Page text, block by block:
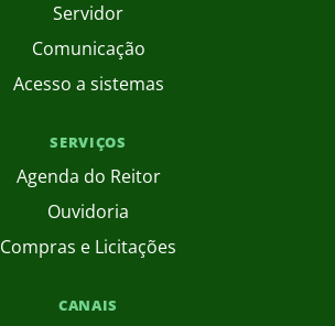
Servidor
Comunicação
Acesso a sistemas
SERVIÇOS
Agenda do Reitor
Ouvidoria
Compras e Licitações
CANAIS